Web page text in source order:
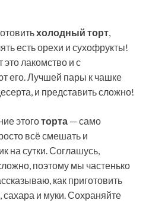
холодный торт
есть орехи и сухофрукты!
лакомство и с
его. Лучшей пары к чашке
и представить сложно!
этоготорта — само
всё смешать и
на сутки. Соглашусь,
поэтому мы частенько
как приготовить
сахара и муки. Сохраняйте